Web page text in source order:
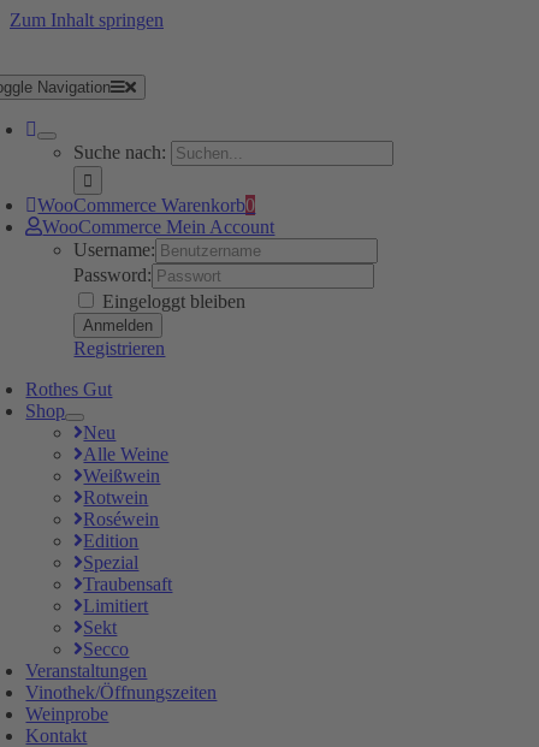
Zum Inhalt springen
Navigation
Suche nach:
WooCommerce Warenkorb0
WooCommerce Mein Account
Username:
Password:
Eingeloggt bleiben
Registrieren
Rothes Gut
Shop
Neu
Alle Weine
Weißwein
Rotwein
Roséwein
Edition
Spezial
Traubensaft
Limitiert
Sekt
Secco
Veranstaltungen
Vinothek/Öffnungszeiten
Weinprobe
Kontakt